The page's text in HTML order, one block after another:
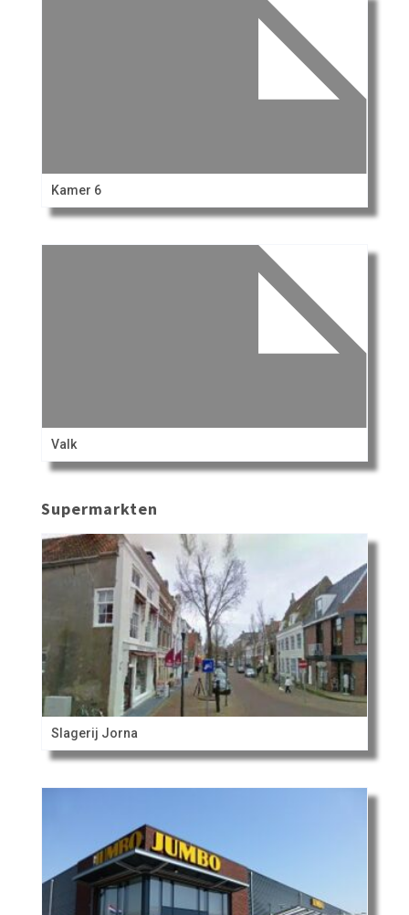
Kamer 6
Valk
Supermarkten
Slagerij Jorna